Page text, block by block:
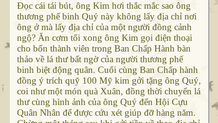
Đọc cái tái bút, ông Kim hơi thắc mắc sao ông
thương phế binh Quý này không lấy địa chỉ nơi
ông ở mà lấy địa chỉ của một người đồng cảnh
ngộ? Ăn cơm tối xong ông Kim gọi điện thoại
cho bốn thành viên trong Ban Chấp Hành bàn
thảo về lá thư bất ngờ của người thương phế
binh biệt động quân. Cuối cùng Ban Chấp hành
đồng ý trích quỹ 100 Mỹ kim gởi tặng ông Quý,
coi như một món quà Xuân, đồng thời chuyển lá
thư cùng hình ảnh của ông Quý đến Hội Cựu
Quân Nhân để được cứu xét giúp đỡ hàng năm.